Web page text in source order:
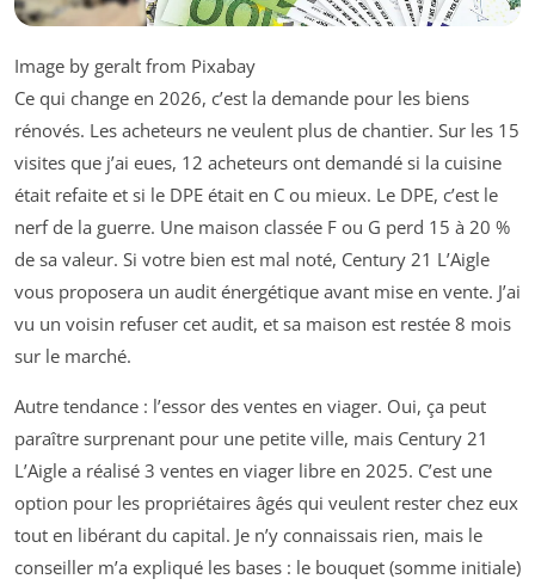
Image by geralt from Pixabay
Ce qui change en 2026, c’est la demande pour les biens
rénovés. Les acheteurs ne veulent plus de chantier. Sur les 15
visites que j’ai eues, 12 acheteurs ont demandé si la cuisine
était refaite et si le DPE était en C ou mieux. Le DPE, c’est le
nerf de la guerre. Une maison classée F ou G perd 15 à 20 %
de sa valeur. Si votre bien est mal noté, Century 21 L’Aigle
vous proposera un audit énergétique avant mise en vente. J’ai
vu un voisin refuser cet audit, et sa maison est restée 8 mois
sur le marché.
Autre tendance : l’essor des ventes en viager. Oui, ça peut
paraître surprenant pour une petite ville, mais Century 21
L’Aigle a réalisé 3 ventes en viager libre en 2025. C’est une
option pour les propriétaires âgés qui veulent rester chez eux
tout en libérant du capital. Je n’y connaissais rien, mais le
conseiller m’a expliqué les bases : le bouquet (somme initiale)